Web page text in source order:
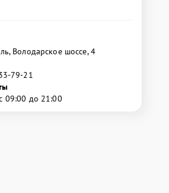
Володарское шоссе, 4
79-21
09:00 до 21:00